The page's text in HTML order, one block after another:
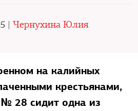
| Чернухина Юлия
на калийных
крестьянами,
28 сидит одна из